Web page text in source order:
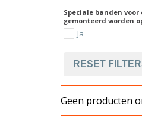
Speciale banden voor
gemonteerd worden
Ja
RESET
Geen producten